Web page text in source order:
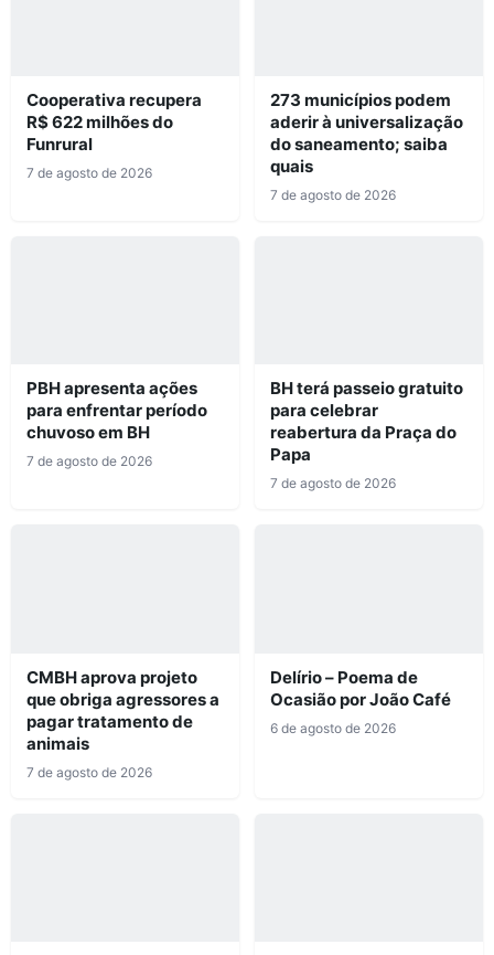
Cooperativa recupera
R$ 622 milhões do
Funrural
7 de agosto de 2026
273 municípios podem
aderir à universalização
do saneamento; saiba
quais
7 de agosto de 2026
PBH apresenta ações
para enfrentar período
chuvoso em BH
7 de agosto de 2026
BH terá passeio gratuito
para celebrar
reabertura da Praça do
Papa
7 de agosto de 2026
CMBH aprova projeto
que obriga agressores a
pagar tratamento de
animais
7 de agosto de 2026
Delírio – Poema de
Ocasião por João Café
6 de agosto de 2026